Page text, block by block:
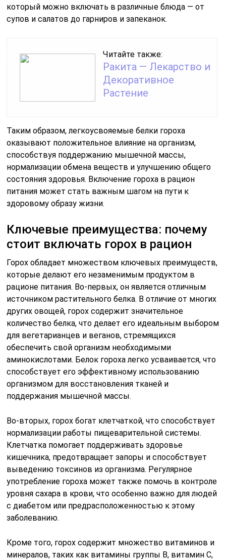
который можно включать в различные блюда — от
супов и салатов до гарниров и запеканок.
Читайте также:
Ракита — Лекарство и
Декоративное
Растение
Таким образом, легкоусвояемые белки гороха
оказывают положительное влияние на организм,
способствуя поддержанию мышечной массы,
нормализации обмена веществ и улучшению общего
состояния здоровья. Включение гороха в рацион
питания может стать важным шагом на пути к
здоровому образу жизни.
Ключевые преимущества: почему
стоит включать горох в рацион
Горох обладает множеством ключевых преимуществ,
которые делают его незаменимым продуктом в
рационе питания. Во-первых, он является отличным
источником растительного белка. В отличие от многих
других овощей, горох содержит значительное
количество белка, что делает его идеальным выбором
для вегетарианцев и веганов, стремящихся
обеспечить свой организм необходимыми
аминокислотами. Белок гороха легко усваивается, что
способствует его эффективному использованию
организмом для восстановления тканей и
поддержания мышечной массы.
Во-вторых, горох богат клетчаткой, что способствует
нормализации работы пищеварительной системы.
Клетчатка помогает поддерживать здоровье
кишечника, предотвращает запоры и способствует
выведению токсинов из организма. Регулярное
употребление гороха может также помочь в контроле
уровня сахара в крови, что особенно важно для людей
с диабетом или предрасположенностью к этому
заболеванию.
Кроме того, горох содержит множество витаминов и
минералов, таких как витамины группы B, витамин C,